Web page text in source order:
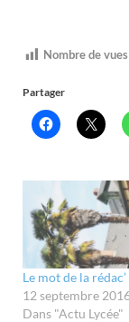
Nombre de
Partager
Le mot de la
12 septembre
Dans "Actu Lycée"